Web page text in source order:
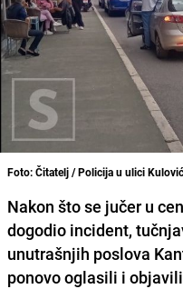
Foto: Čitatelj / Policija u ulici
Nakon što se jučer u
dogodio incident,
unutrašnjih poslova
ponovo oglasili i